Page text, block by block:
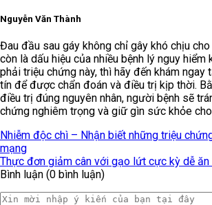
Nguyễn Văn Thành
Đau đầu sau gáy không chỉ gây khó chịu
còn là dấu hiệu của nhiều bệnh lý nguy hiểm
phải triệu chứng này, thì hãy đến khám ngay
tín để được chẩn đoán và điều trị kịp thời.
điều trị đúng nguyên nhân, người bệnh sẽ
chứng nghiêm trọng và giữ gìn sức khỏe
Nhiễm độc chì – Nhận biết những triệu
mạng
Thực đơn giảm cân với gạo lứt cực kỳ dễ ăn
Bình luận (0 bình luận)